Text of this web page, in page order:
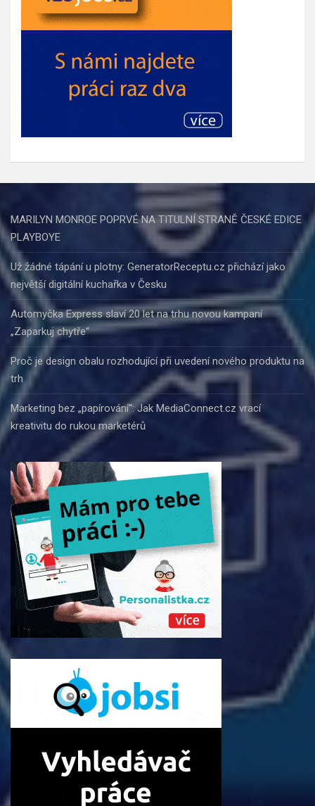
MARILYN MONROE POPRVÉ NA TITULNÍ STRANĚ ČESKÉ EDICE
PLAYBOYE
Už žádné tápání u plotny: GeneratorReceptu.cz přichází jako
největší digitální kuchařka v Česku
Automyčka Express slaví 20 let na trhu novou kampaní
„Zaparkuj chytře“
Proč je design obalu rozhodující při uvedení nového produktu na
trh
Marketing bez „papírování“: Jak MediaConnect.cz vrací
kreativitu do rukou marketérů